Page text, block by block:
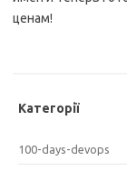
ценам!
Категорії
100-days-devops